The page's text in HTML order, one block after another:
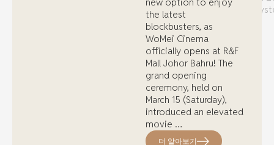
SEZ) and the Rapid Transit
(RTS) Link, R&F Princess
Cove is poised to
benefit from the
projected economic…
더 알아보기
the latest
blockbusters, as
WoMei Cinema
officially opens at R&F
Mall Johor Bahru! The
grand opening
ceremony, held on
March 15 (Saturday),
introduced an elevated
movie …
더 알아보기